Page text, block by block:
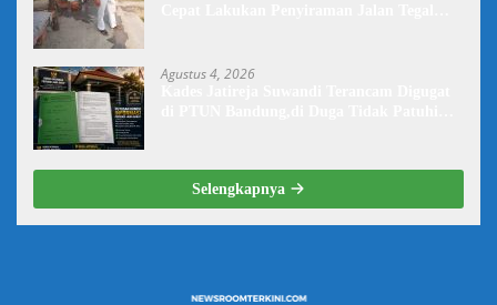
Agustus 4, 2026
Selengkapnya